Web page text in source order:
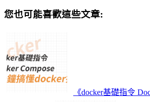
您也可能喜歡這些文章:
《docker基礎指令